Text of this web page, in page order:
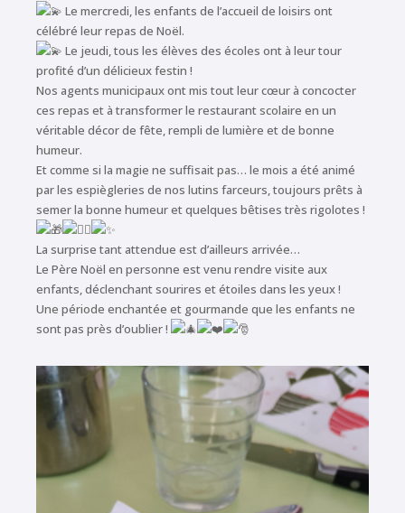
Le mercredi, les enfants de l’accueil de loisirs ont
célébré leur repas de Noël.
Le jeudi, tous les élèves des écoles ont à leur tour
profité d’un délicieux festin !
Nos agents municipaux ont mis tout leur cœur à concocter
ces repas et à transformer le restaurant scolaire en un
véritable décor de fête, rempli de lumière et de bonne
humeur.
Et comme si la magie ne suffisait pas… le mois a été animé
par les espiègleries de nos lutins farceurs, toujours prêts à
semer la bonne humeur et quelques bêtises très rigolotes !
La surprise tant attendue est d’ailleurs arrivée…
Le Père Noël en personne est venu rendre visite aux
enfants, déclenchant sourires et étoiles dans les yeux !
Une période enchantée et gourmande que les enfants ne
sont pas près d’oublier !